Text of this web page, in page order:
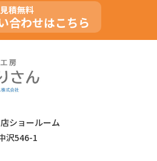
積無料
合わせはこちら
ショールーム
沢546-1